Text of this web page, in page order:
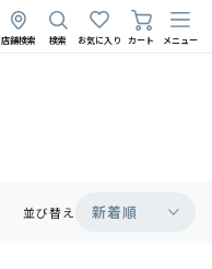
店舗検索 検索 お気に入り カート メニュー
並び替え 新着順